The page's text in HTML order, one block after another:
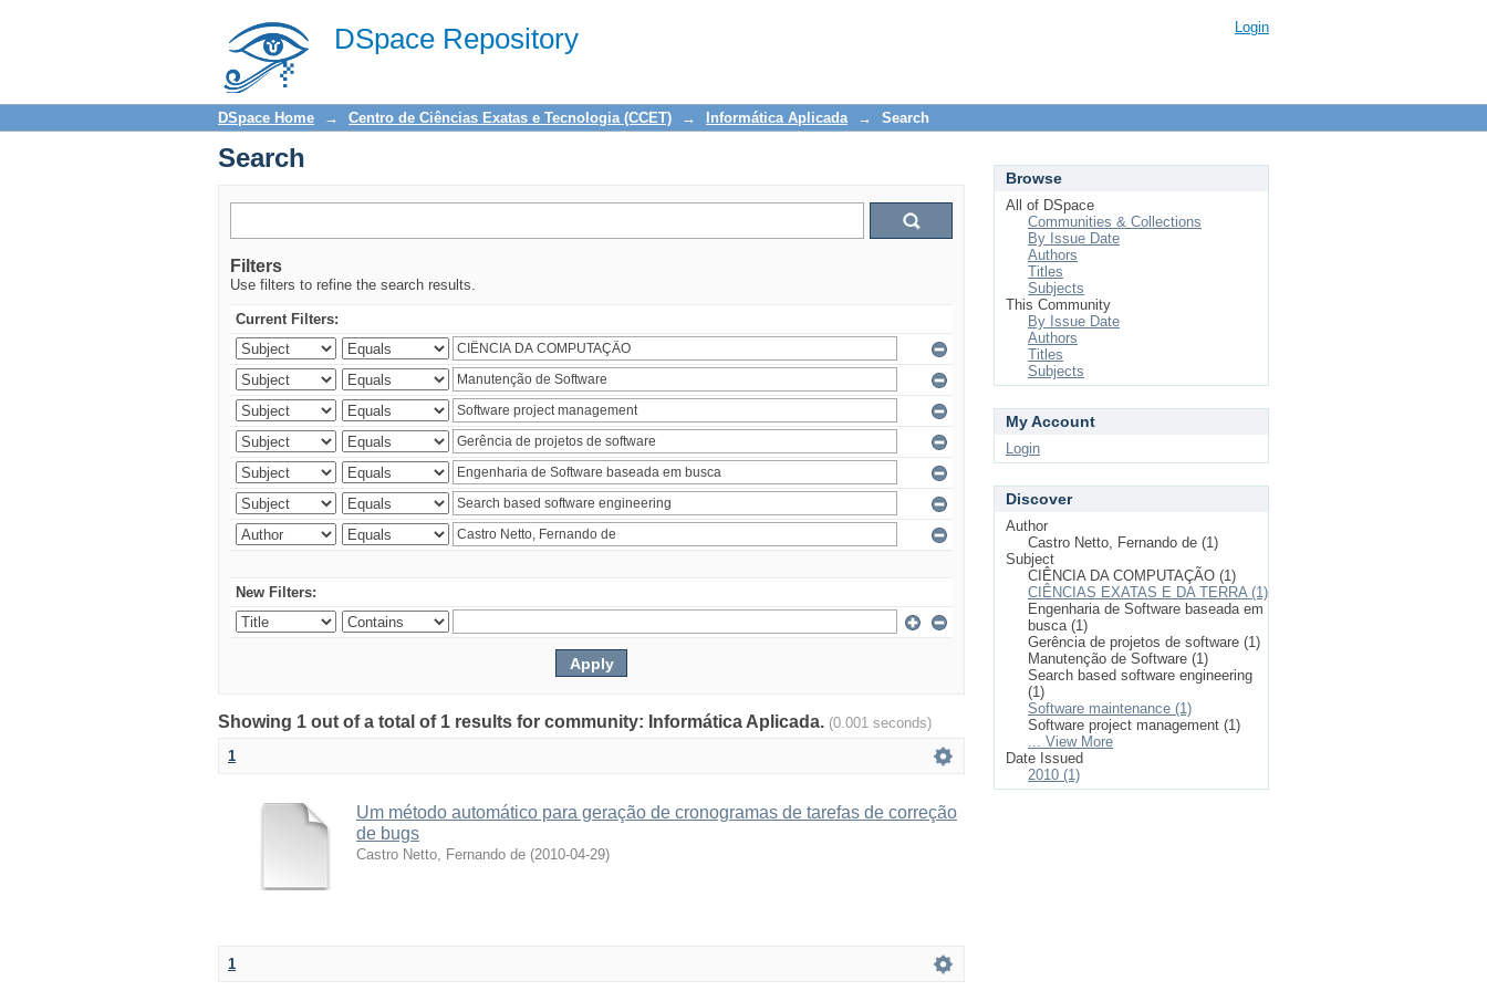
DSpace Repository
Search Login
DSpace Home → Centro de Ciências Exatas e Tecnologia (CCET) → Informática Aplicada → Search
Search
Filters
Use filters to refine the search results.
Current Filters:
New Filters:
Showing 1 out of a total of 1 results for community: Informática Aplicada. (0.001 seconds)
1
Um método automático para geração de cronogramas de tarefas de correção
de bugs
Castro Netto, Fernando de (2010-04-29)
1
Browse
All of DSpace
Communities & Collections
By Issue Date
Authors
Titles
Subjects
This Community
By Issue Date
Authors
Titles
Subjects
My Account
Login
Discover
Author
Castro Netto, Fernando de (1)
Subject
CIÊNCIA DA COMPUTAÇÃO (1)
CIÊNCIAS EXATAS E DA TERRA (1)
Engenharia de Software baseada em
busca (1)
Gerência de projetos de software (1)
Manutenção de Software (1)
Search based software engineering
(1)
Software maintenance (1)
Software project management (1)
... View More
Date Issued
2010 (1)